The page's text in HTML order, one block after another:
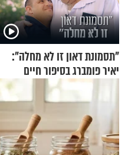
"תסמונת דאון זו לא מחלה":
יאיר פומברג בסיפור חיים
מעורר השראה